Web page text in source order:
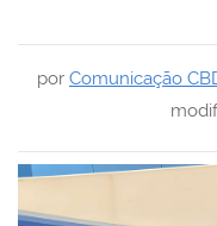
por Comunicação